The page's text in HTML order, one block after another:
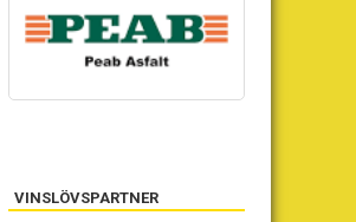
VINSLÖVSPARTNER